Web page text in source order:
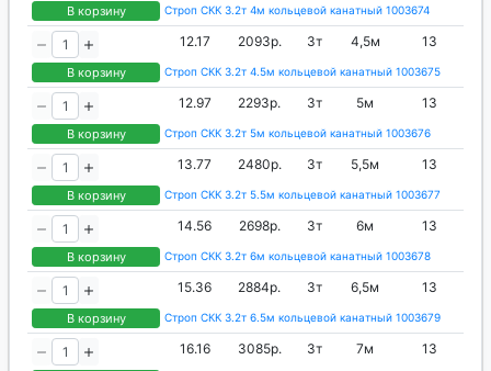
В корзину Строп СКК 3.2т 4м кольцевой канатный 1003674
В корзину
12.17 2093р. 3т 4,5м 13
Строп СКК 3.2т 4.5м кольцевой канатный 1003675
В корзину
12.97 2293р. 3т 5м 13
Строп СКК 3.2т 5м кольцевой канатный 1003676
В корзину
13.77 2480р. 3т 5,5м 13
Строп СКК 3.2т 5.5м кольцевой канатный 1003677
В корзину
14.56 2698р. 3т 6м 13
Строп СКК 3.2т 6м кольцевой канатный 1003678
В корзину
15.36 2884р. 3т 6,5м 13
Строп СКК 3.2т 6.5м кольцевой канатный 1003679
16.16 3085р. 3т 7м 13